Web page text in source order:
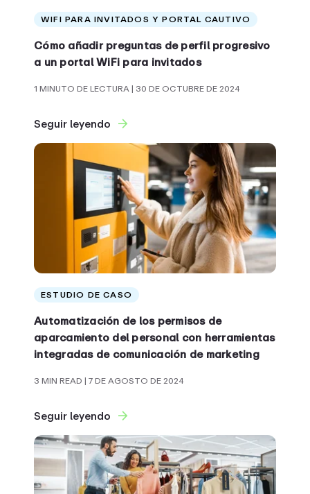
WIFI PARA INVITADOS Y PORTAL CAUTIVO
Cómo añadir preguntas de perfil progresivo
a un portal WiFi para invitados
1 MINUTO DE LECTURA| 30 DE OCTUBRE DE 2024
Seguir leyendo
ESTUDIO DE CASO
Automatización de los permisos de
aparcamiento del personal con herramientas
integradas de comunicación de marketing
3 MIN READ | 7 DE AGOSTO DE 2024
Seguir leyendo